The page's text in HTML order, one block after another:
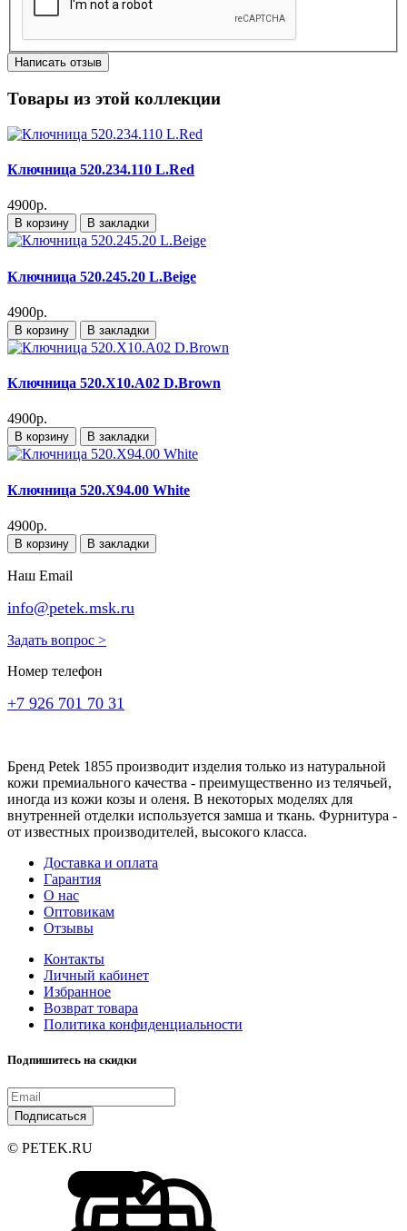
Написать отзыв
Товары из этой коллекции
Ключница 520.234.110 L.Red
4900р.
В корзину В закладки
Ключница 520.245.20 L.Beige
4900р.
В корзину В закладки
Ключница 520.X10.A02 D.Brown
4900р.
В корзину В закладки
Ключница 520.X94.00 White
4900р.
В корзину В закладки
Наш Email
info@petek.msk.ru
Задать вопрос >
Номер телефон
+7 926 701 70 31
Бренд Petek 1855 производит изделия только из натуральной
кожи премиального качества - преимущественно из телячьей,
иногда из кожи козы и оленя. В некоторых моделях для
внутренней отделки используется замша и ткань. Фурнитура -
от известных производителей, высокого класса.
Доставка и оплата
Гарантия
О нас
Оптовикам
Отзывы
Контакты
Личный кабинет
Избранное
Возврат товара
Политика конфиденциальности
Подпишитесь на скидки
Подписаться
© PETEK.RU